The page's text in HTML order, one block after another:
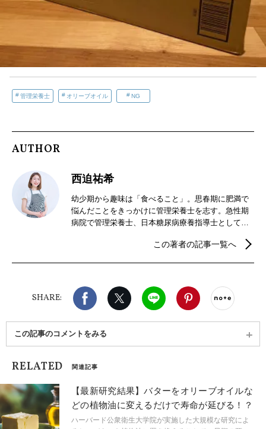
管理栄養士 オリーブオイル NG
AUTHOR
西迫祐希
幼少期から趣味は「食べること」。思春期に肥満で
悩んだことをきっかけに管理栄養士を志す。急性期
病院で管理栄養士、日本糖尿病療養指導士として栄
サポートチーム（NST）専任などを経験。独立後は
給食運営のサポート、レシピ監修、ライターなど幅
広い分野で活動している。
この著者の記事一覧へ
SHARE:
Facebook X（旧twitter）
LINE Pinterest
この記事のコメントをみる
RELATED 関連記事
【最新研究結果】バターをオリーブオイルな
どの植物油に変えるだけで寿命が延びる！？
ハーバード公衆衛生大学院が実施した大規模な研究によ